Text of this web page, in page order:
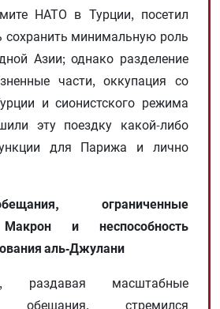
НАТО в Турции, посетил
минимальную роль
Азии; однако разделение
части, оккупация со
и сионистского режима
эту поездку какой-либо
для Парижа и лично
ограниченные
и неспособность
аль-Джулани
раздавая масштабные
обещания, стремился